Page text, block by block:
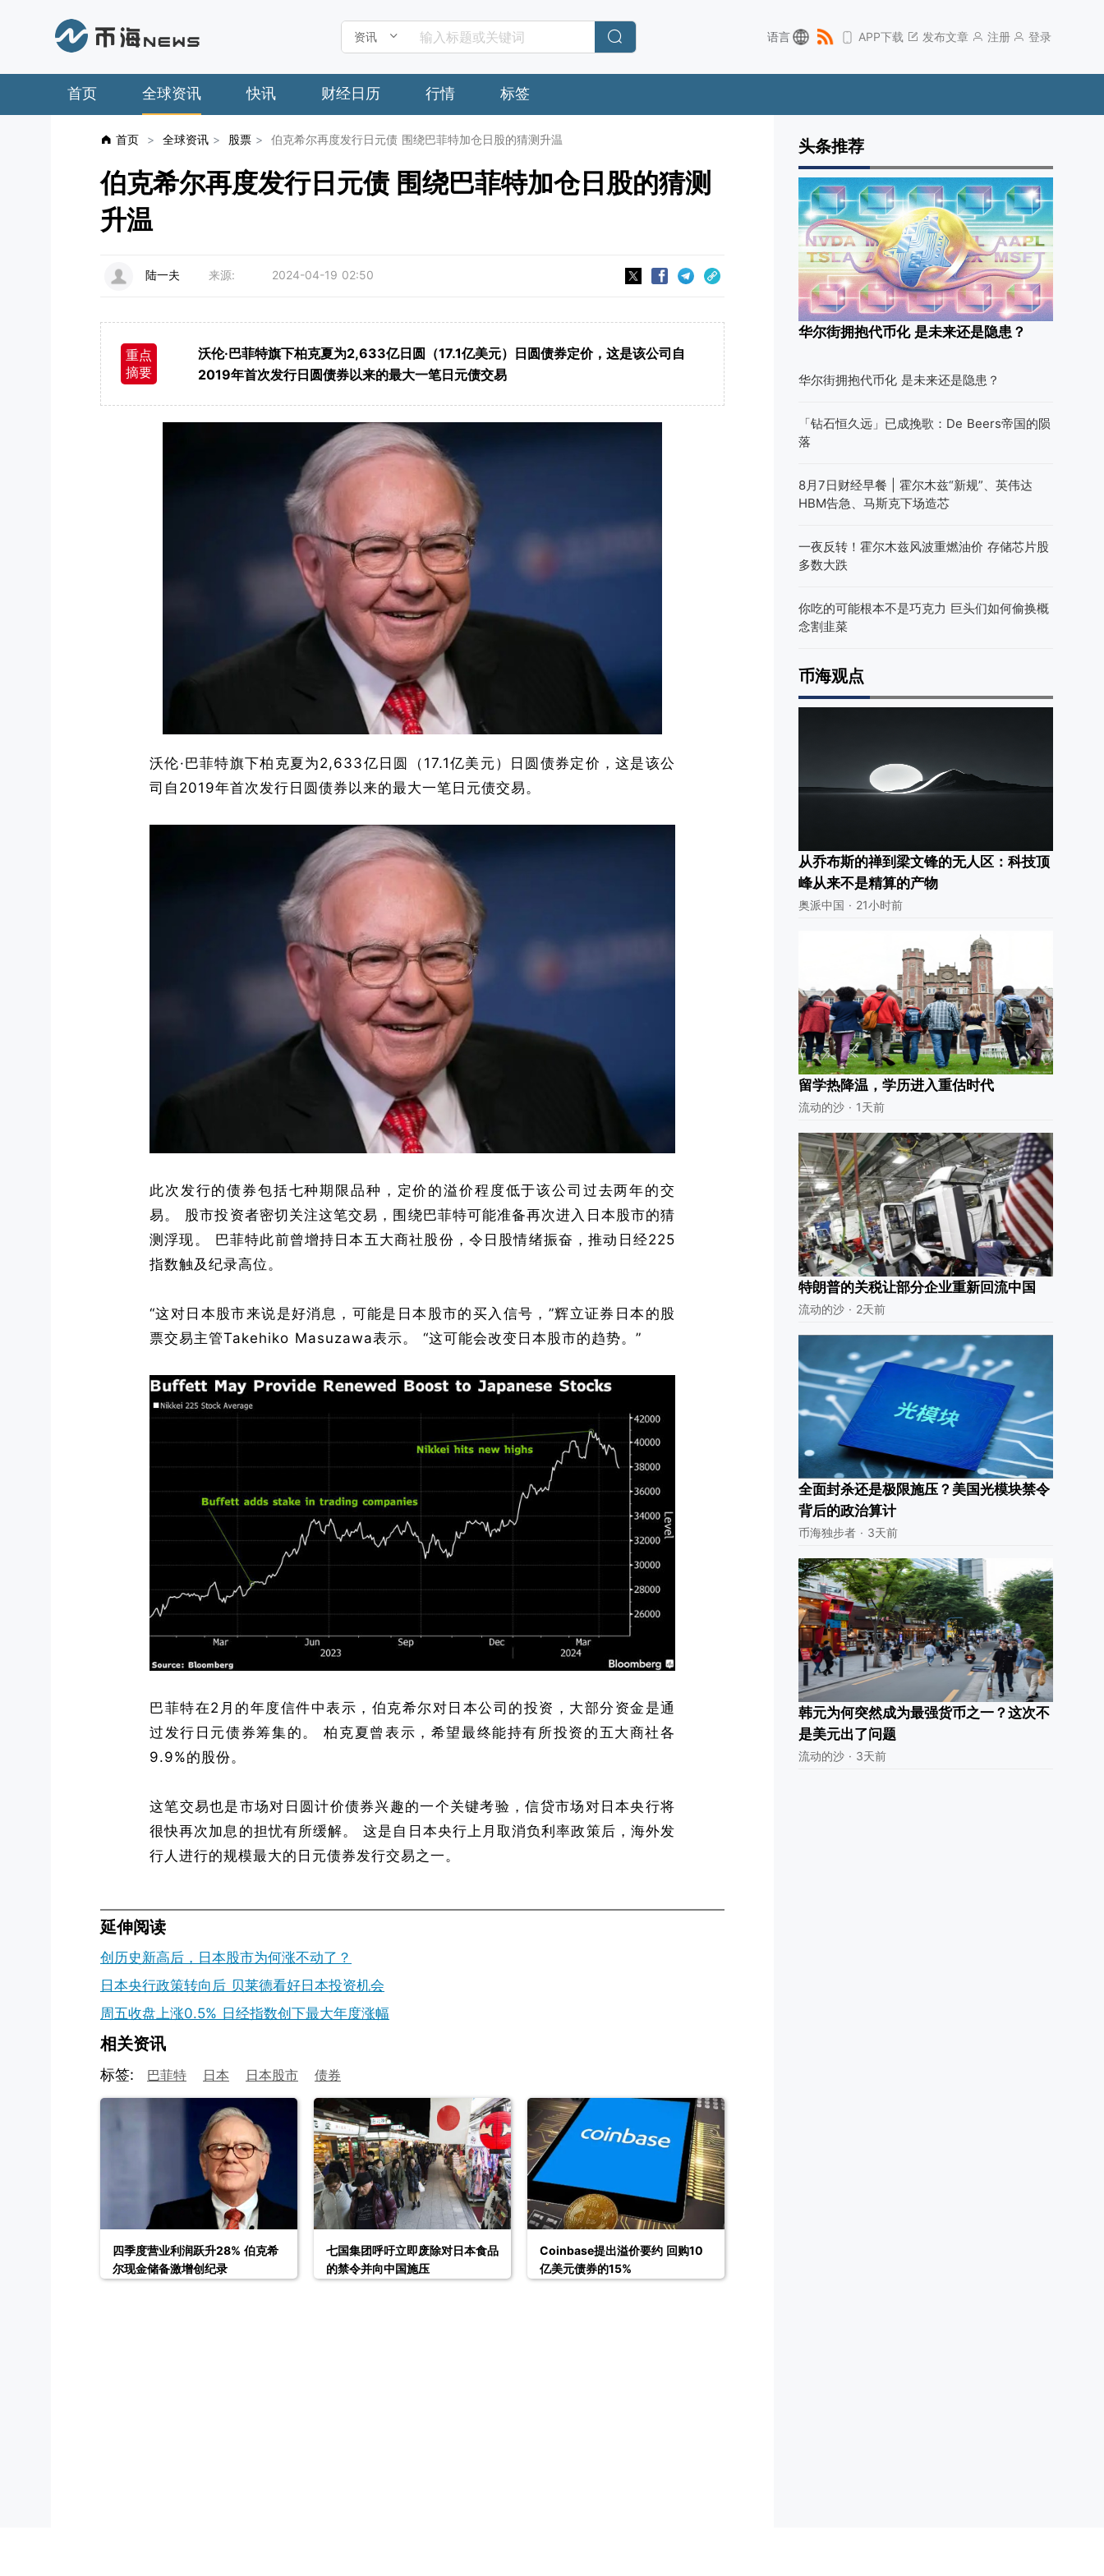
语言 APP下载 发布文章 注册 登录
首页 全球资讯 快讯 财经日历 行情 标签
首页 > 全球资讯 > 股票 > 伯克希尔再度发行日元债 围绕巴菲特加仓日股的猜测升温
伯克希尔再度发行日元债 围绕巴菲特加仓日股的猜测
升温
陆一夫 来源: 2024-04-19 02:50
重点
摘要
沃伦·巴菲特旗下柏克夏为2,633亿日圆（17.1亿美元）日圆债券定价，这是该公司自
2019年首次发行日圆债券以来的最大一笔日元债交易
沃伦·巴菲特旗下柏克夏为2,633亿日圆（17.1亿美元）日圆债券定价，这是该公
司自2019年首次发行日圆债券以来的最大一笔日元债交易。
此次发行的债券包括七种期限品种，定价的溢价程度低于该公司过去两年的交
易。 股市投资者密切关注这笔交易，围绕巴菲特可能准备再次进入日本股市的猜
测浮现。 巴菲特此前曾增持日本五大商社股份，令日股情绪振奋，推动日经225
指数触及纪录高位。
“这对日本股市来说是好消息，可能是日本股市的买入信号，”辉立证券日本的股
票交易主管Takehiko Masuzawa表示。 “这可能会改变日本股市的趋势。”
巴菲特在2月的年度信件中表示，伯克希尔对日本公司的投资，大部分资金是通
过发行日元债券筹集的。 柏克夏曾表示，希望最终能持有所投资的五大商社各
9.9%的股份。
这笔交易也是市场对日圆计价债券兴趣的一个关键考验，信贷市场对日本央行将
很快再次加息的担忧有所缓解。 这是自日本央行上月取消负利率政策后，海外发
行人进行的规模最大的日元债券发行交易之一。
延伸阅读
创历史新高后，日本股市为何涨不动了？
日本央行政策转向后 贝莱德看好日本投资机会
周五收盘上涨0.5% 日经指数创下最大年度涨幅
相关资讯
标签: 巴菲特 日本 日本股市 债券
四季度营业利润跃升28% 伯克希
尔现金储备激增创纪录
七国集团呼吁立即废除对日本食品
的禁令并向中国施压
Coinbase提出溢价要约 回购10
亿美元债券的15%
头条推荐
华尔街拥抱代币化 是未来还是隐患？
华尔街拥抱代币化 是未来还是隐患？
「钻石恒久远」已成挽歌：De Beers帝国的陨
落
8月7日财经早餐 | 霍尔木兹“新规”、英伟达
HBM告急、马斯克下场造芯
一夜反转！霍尔木兹风波重燃油价 存储芯片股
多数大跌
你吃的可能根本不是巧克力 巨头们如何偷换概
念割韭菜
币海观点
从乔布斯的禅到梁文锋的无人区：科技顶
峰从来不是精算的产物
奥派中国 · 21小时前
留学热降温，学历进入重估时代
流动的沙 · 1天前
特朗普的关税让部分企业重新回流中国
流动的沙 · 2天前
全面封杀还是极限施压？美国光模块禁令
背后的政治算计
币海独步者 · 3天前
韩元为何突然成为最强货币之一？这次不
是美元出了问题
流动的沙 · 3天前